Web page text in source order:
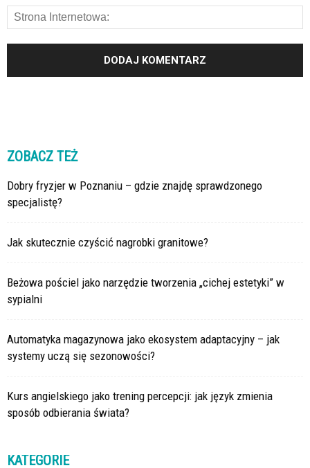
ZOBACZ TEŻ
Dobry fryzjer w Poznaniu – gdzie znajdę sprawdzonego
specjalistę?
Jak skutecznie czyścić nagrobki granitowe?
Beżowa pościel jako narzędzie tworzenia „cichej estetyki” w
sypialni
Automatyka magazynowa jako ekosystem adaptacyjny – jak
systemy uczą się sezonowości?
Kurs angielskiego jako trening percepcji: jak język zmienia
sposób odbierania świata?
KATEGORIE